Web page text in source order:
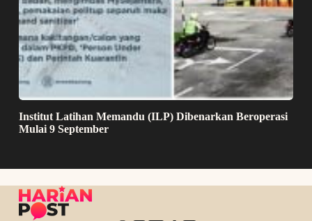
Institut Latihan Memandu (ILP) Dibenarkan Beroperasi
Mulai 9 September